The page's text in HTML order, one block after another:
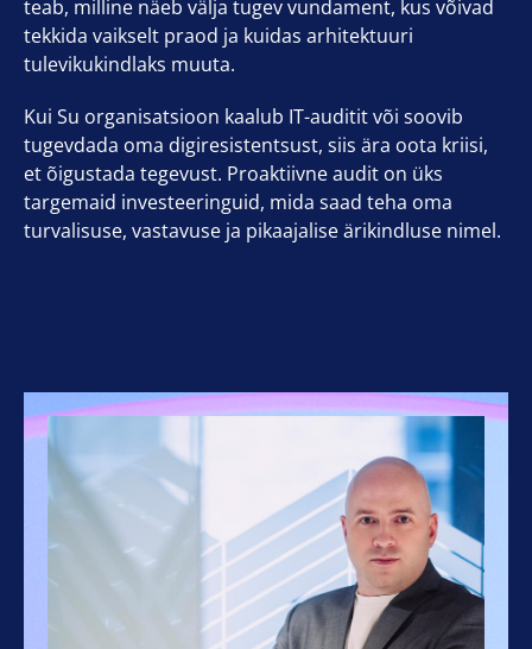
teab, milline näeb välja tugev vundament, kus võivad
tekkida vaikselt praod ja kuidas arhitektuuri
tulevikukindlaks muuta.
Kui Su organisatsioon kaalub IT-auditit või soovib
tugevdada oma digiresistentsust, siis ära oota kriisi,
et õigustada tegevust. Proaktiivne audit on üks
targemaid investeeringuid, mida saad teha oma
turvalisuse, vastavuse ja pikaajalise ärikindluse nimel.